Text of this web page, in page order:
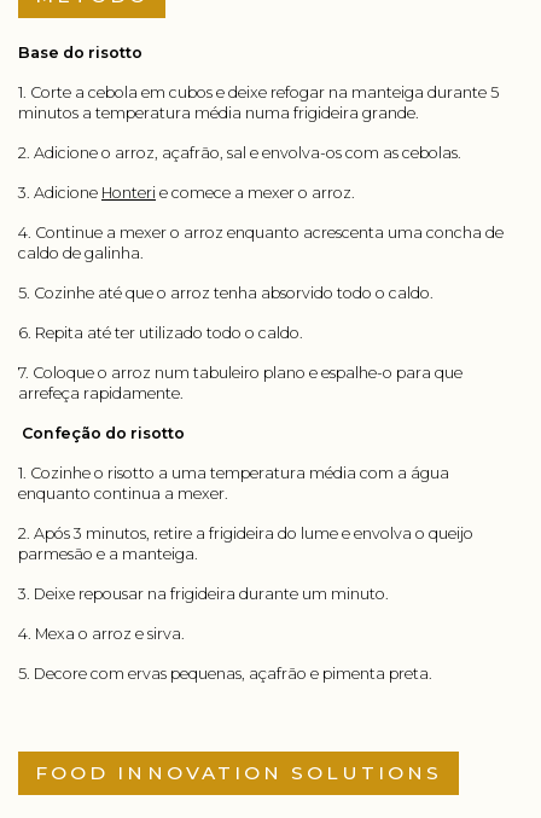
Base do risotto
1. Corte a cebola em cubos e deixe refogar na manteiga durante 5
minutos a temperatura média numa frigideira grande.
2. Adicione o arroz, açafrão, sal e envolva-os com as cebolas.
3. Adicione Honteri e comece a mexer o arroz.
4. Continue a mexer o arroz enquanto acrescenta uma concha de
caldo de galinha.
5. Cozinhe até que o arroz tenha absorvido todo o caldo.
6. Repita até ter utilizado todo o caldo.
7. Coloque o arroz num tabuleiro plano e espalhe-o para que
arrefeça rapidamente.
Confeção do risotto
1. Cozinhe o risotto a uma temperatura média com a água
enquanto continua a mexer.
2. Após 3 minutos, retire a frigideira do lume e envolva o queijo
parmesão e a manteiga.
3. Deixe repousar na frigideira durante um minuto.
4. Mexa o arroz e sirva.
5. Decore com ervas pequenas, açafrão e pimenta preta.
FOOD INNOVATION SOLUTIONS